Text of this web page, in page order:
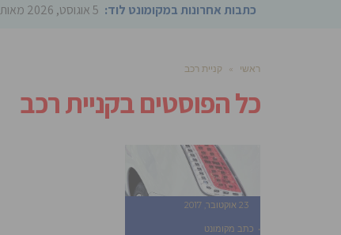
כתבות אחרונות במקומונט לוד: 5 אוגוסט, 2026
ראשי » קניית רכב
כל הפוסטים בקניית רכב
23 אוקטובר, 2017
כתב מקומונט